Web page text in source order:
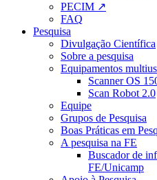
PECIM ↗
FAQ
Pesquisa
Divulgação Científica
Sobre a pesquisa
Equipamentos
Scanner OS
Scan Robot 2.0
Equipe
Grupos de Pesquisa
Boas Práticas em
A pesquisa na FE
Buscador de
FE/Unicamp